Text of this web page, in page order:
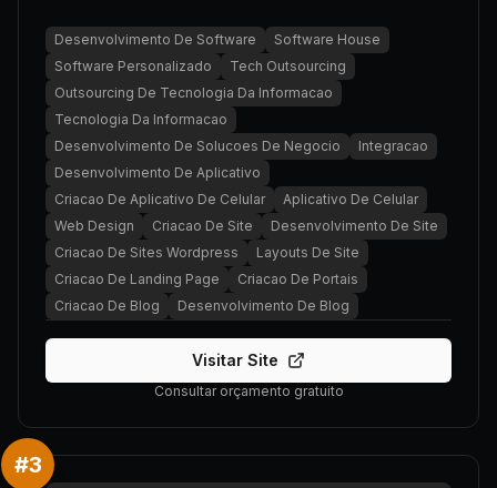
Desenvolvimento De Software
Software House
Software Personalizado
Tech Outsourcing
Outsourcing De Tecnologia Da Informacao
Tecnologia Da Informacao
Desenvolvimento De Solucoes De Negocio
Integracao
Desenvolvimento De Aplicativo
Criacao De Aplicativo De Celular
Aplicativo De Celular
Web Design
Criacao De Site
Desenvolvimento De Site
Criacao De Sites Wordpress
Layouts De Site
Criacao De Landing Page
Criacao De Portais
Criacao De Blog
Desenvolvimento De Blog
Visitar Site
Consultar orçamento gratuito
#3